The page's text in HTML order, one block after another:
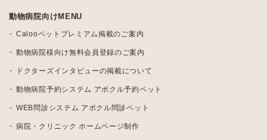
動物病院向けMENU
Calooペットプレミアム掲載のご案内
動物病院様向け無料会員登録のご案内
ドクターズインタビューの掲載について
動物病院予約システム アポクル予約ペット
WEB問診システム アポクル問診ペット
病院・クリニック ホームページ制作